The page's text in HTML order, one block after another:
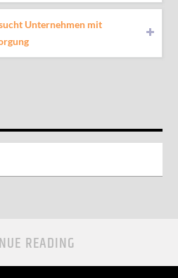
Unternehmen mit
READING